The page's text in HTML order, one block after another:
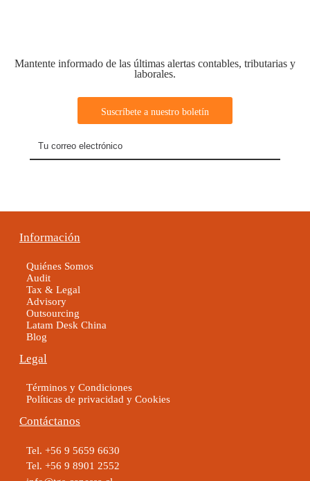
Mantente informado de las últimas alertas contables, tributarias y
laborales.
Información
Quiénes Somos
Audit
Tax & Legal
Advisory
Outsourcing
Latam Desk China
Blog
Legal
Términos y Condiciones
Políticas de privacidad y Cookies
Contáctanos
Tel. +56 9 5659 6630
Tel. +56 9 8901 2552